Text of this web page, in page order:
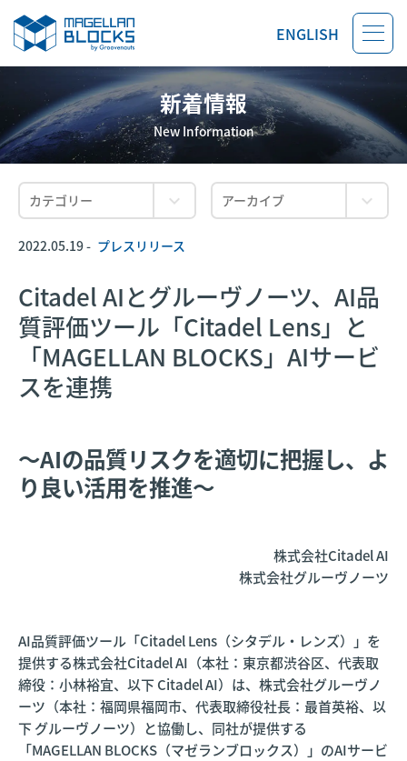
ENGLISH
新着情報
New Information
2022.05.19 - プレスリリース
​​Citadel AIとグルーヴノーツ、AI品
質評価ツール「Citadel Lens」と
「MAGELLAN BLOCKS」AIサービ
スを連携
〜AIの品質リスクを適切に把握し、よ
り良い活用を推進〜
株式会社Citadel AI
株式会社グルーヴノーツ
AI品質評価ツール「Citadel Lens（シタデル・レンズ）」を
提供する株式会社Citadel AI（本社：東京都渋谷区、代表取
締役：小林裕宜、以下 ​​Citadel AI）は、株式会社グルーヴノ
ーツ（本社：福岡県福岡市、代表取締役社長：最首英裕、以
下 グルーヴノーツ）と協働し、同社が提供する
「MAGELLAN BLOCKS（マゼランブロックス）」のAIサービ